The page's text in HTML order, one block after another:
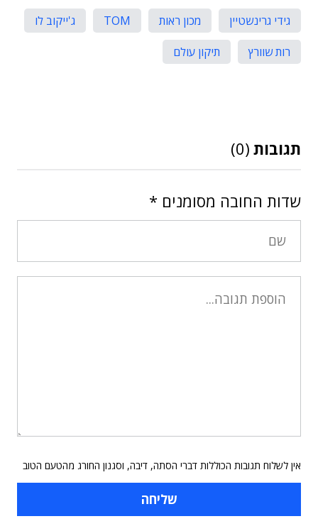
גידי גרינשטיין מכון ראות TOM
ג'ייקוב לו
רות שוורץ
תיקון עולם
תגובות (0)
שדות החובה מסומנים *
אין לשלוח תגובות הכוללות דברי הסתה, דיבה, וסגנון החורג מהטעם הטוב